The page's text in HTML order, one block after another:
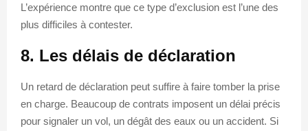
L’expérience montre que ce type d’exclusion est l’une des
plus difficiles à contester.
8. Les délais de déclaration
Un retard de déclaration peut suffire à faire tomber la prise
en charge. Beaucoup de contrats imposent un délai précis
pour signaler un vol, un dégât des eaux ou un accident. Si